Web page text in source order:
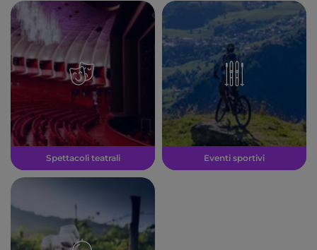
Spettacoli teatrali Eventi sportivi